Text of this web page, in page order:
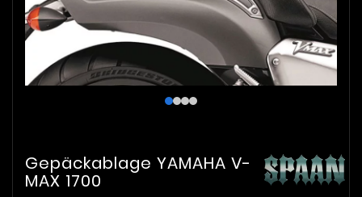
Gepäckablage YAMAHA V-
MAX 1700